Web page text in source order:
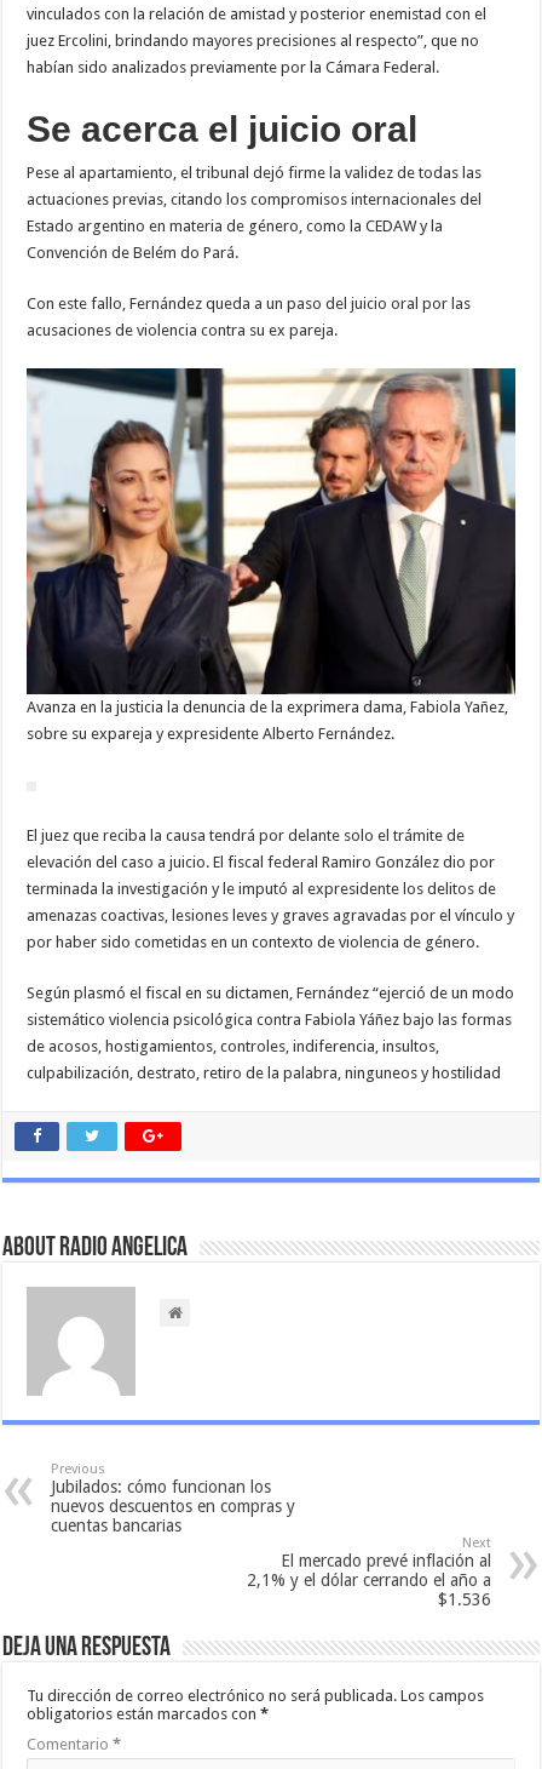
vinculados con la relación de amistad y posterior enemistad con el
juez Ercolini, brindando mayores precisiones al respecto”, que no
habían sido analizados previamente por la Cámara Federal.
Se acerca el juicio oral
Pese al apartamiento, el tribunal dejó firme la validez de todas las
actuaciones previas, citando los compromisos internacionales del
Estado argentino en materia de género, como la CEDAW y la
Convención de Belém do Pará.
Con este fallo, Fernández queda a un paso del juicio oral por las
acusaciones de violencia contra su ex pareja.
Avanza en la justicia la denuncia de la exprimera dama, Fabiola Yañez,
sobre su expareja y expresidente Alberto Fernández.
El juez que reciba la causa tendrá por delante solo el trámite de
elevación del caso a juicio. El fiscal federal Ramiro González dio por
terminada la investigación y le imputó al expresidente los delitos de
amenazas coactivas, lesiones leves y graves agravadas por el vínculo y
por haber sido cometidas en un contexto de violencia de género.
Según plasmó el fiscal en su dictamen, Fernández “ejerció de un modo
sistemático violencia psicológica contra Fabiola Yáñez bajo las formas
de acosos, hostigamientos, controles, indiferencia, insultos,
culpabilización, destrato, retiro de la palabra, ninguneos y hostilidad
About Radio Angelica
Previous
Jubilados: cómo funcionan los
nuevos descuentos en compras y
cuentas bancarias
Next
El mercado prevé inflación al
2,1% y el dólar cerrando el año a
$1.536
Deja una respuesta
Tu dirección de correo electrónico no será publicada. Los campos
obligatorios están marcados con*
Comentario*